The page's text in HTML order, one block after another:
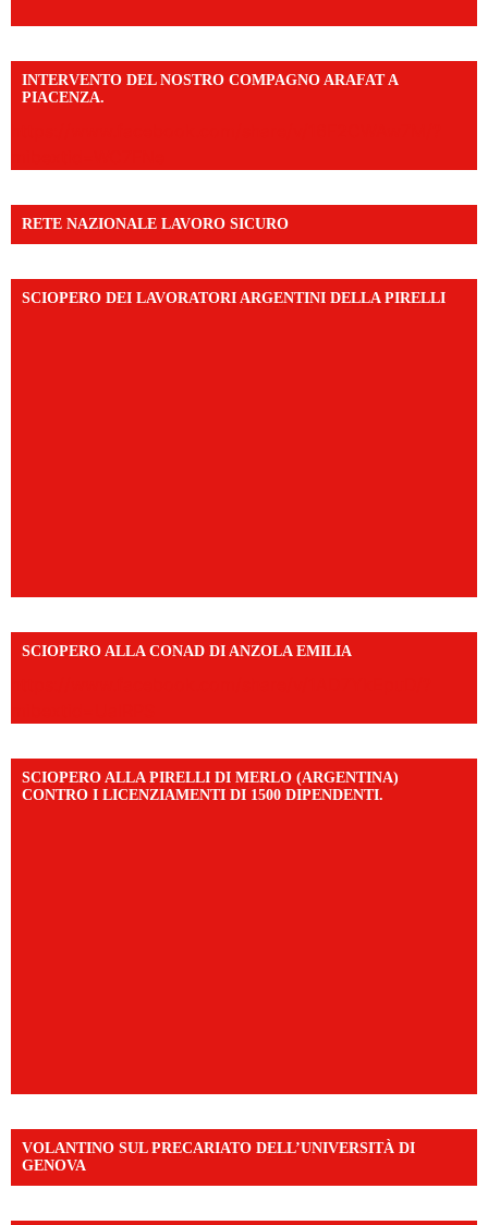
INTERVENTO DEL NOSTRO COMPAGNO ARAFAT A
PIACENZA.
RETE NAZIONALE LAVORO SICURO
SCIOPERO DEI LAVORATORI ARGENTINI DELLA PIRELLI
SCIOPERO ALLA CONAD DI ANZOLA EMILIA
SCIOPERO ALLA PIRELLI DI MERLO (ARGENTINA)
CONTRO I LICENZIAMENTI DI 1500 DIPENDENTI.
VOLANTINO SUL PRECARIATO DELL’UNIVERSITÀ DI
GENOVA